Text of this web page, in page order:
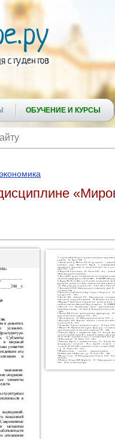
ОБУЧЕНИЕ И КУРСЫ